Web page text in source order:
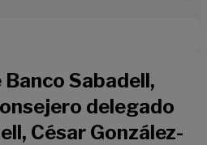
Sabadell,
delegado
César González-